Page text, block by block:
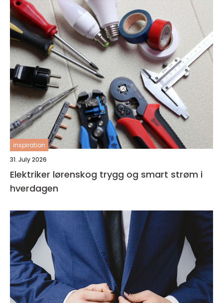
inspiration
31. July 2026
Elektriker lørenskog trygg og smart strøm i
hverdagen